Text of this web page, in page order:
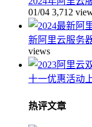
01/04 3,712
新阿里云服务
views
十一优惠活动
热评文章